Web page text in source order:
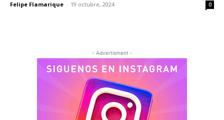
Felipe Flamarique - 19 octubre, 2024 0
- Advertisment -